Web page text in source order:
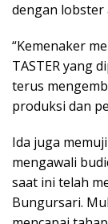
dengan lobster
“Kemenaker
TASTER yang
terus
produksi dan
Ida juga
mengawali
saat ini telah
Bungursari.